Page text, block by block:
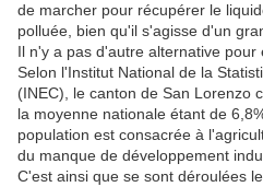
de marcher pour récupérer le
polluée, bien qu'il s'agisse d'un
Il n'y a pas d'autre alternative pour
Selon l'Institut National de la
(INEC), le canton de San Lorenzo
la moyenne nationale étant de
population est consacrée à
du manque de développement
C'est ainsi que se sont déroulées